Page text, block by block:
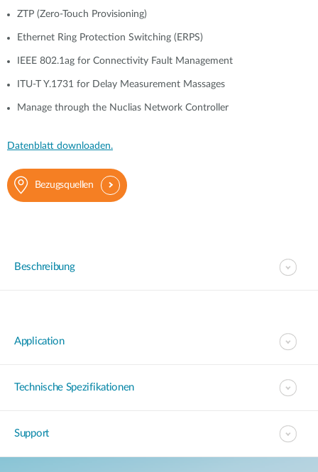
ZTP (Zero-Touch Provisioning)
Ethernet Ring Protection Switching (ERPS)
IEEE 802.1ag for Connectivity Fault Management
ITU-T Y.1731 for Delay Measurement Massages
Manage through the Nuclias Network Controller
Datenblatt downloaden.
Bezugsquellen
Beschreibung
Application
Technische Spezifikationen
Support